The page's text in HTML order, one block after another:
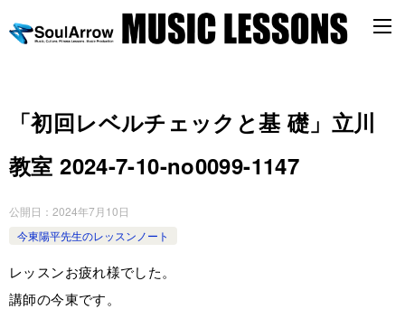
「初回レベルチェックと基 礎」立川
教室 2024-7-10-no0099-1147
公開日： 2024年7月10日
今東陽平先生のレッスンノート
レッスンお疲れ様でした。
講師の今東です。